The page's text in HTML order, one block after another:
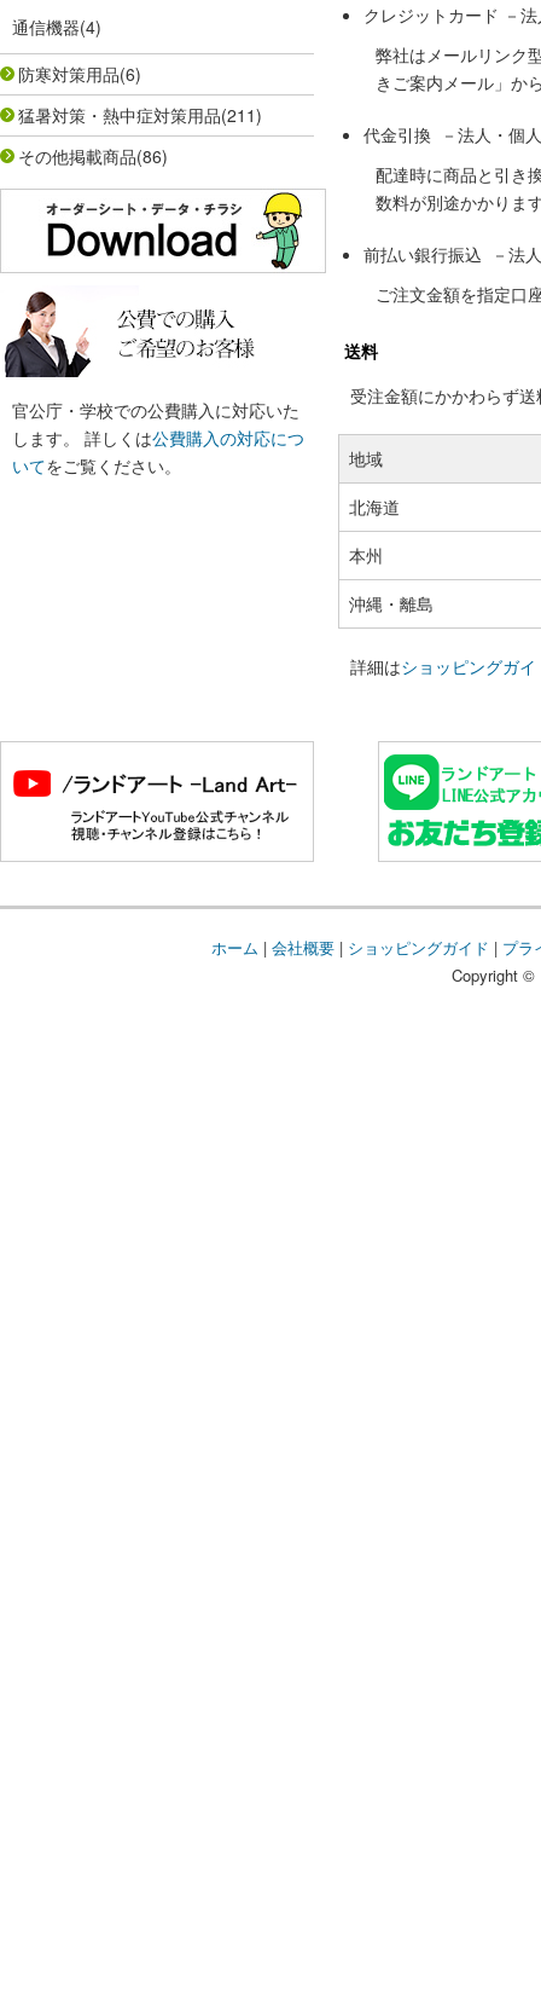
通信機器(4)
防寒対策用品(6)
猛暑対策・熱中症対策用品(211)
その他掲載商品(86)
官公庁・学校での公費購入に対応いた
します。 詳しくは公費購入の対応につ
いてをご覧ください。
クレジットカード －
弊社はメールリンク
きご案内メール」か
代金引換 －法人・個
配達時に商品と引き
数料が別途かかりま
前払い銀行振込 －法
ご注文金額を指定口
送料
受注金額にかかわらず
地域
北海道
本州
沖縄・離島
詳細はショッピングガイ
ホーム | 会社概要| ショッピングガイド | プラ
Copyright ©